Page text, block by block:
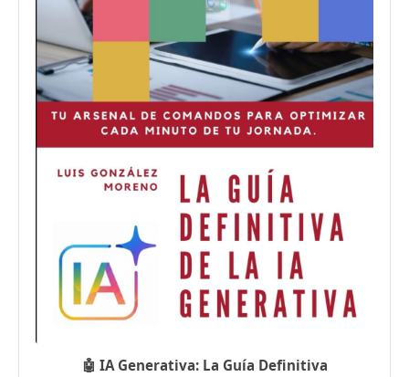
🤖 IA Generativa: La Guía Definitiva